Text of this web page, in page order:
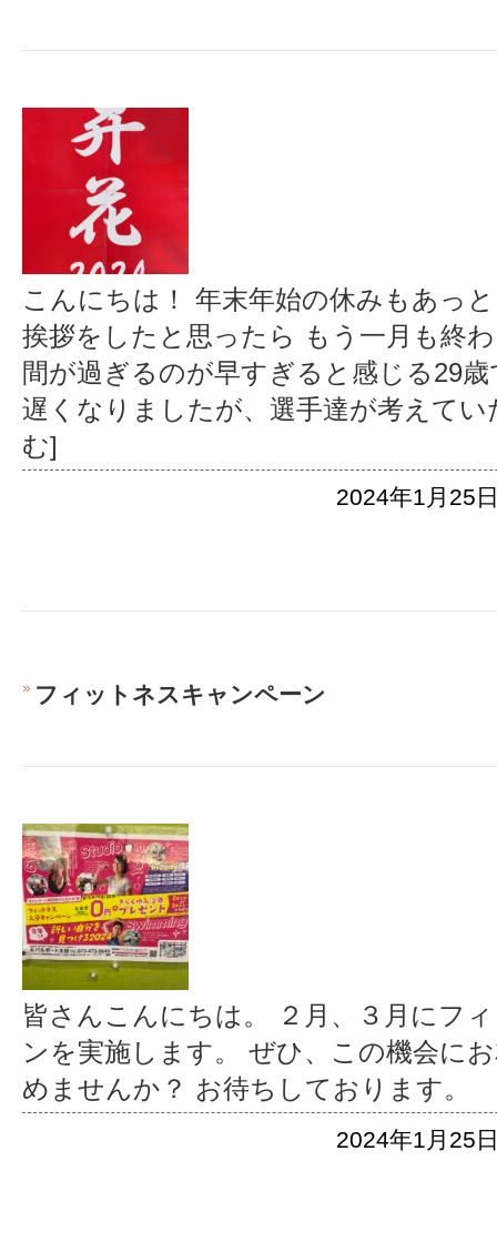
こんにちは！ 年末年始の休みもあっ
挨拶をしたと思ったら もう一月も終
間が過ぎるのが早すぎると感じる29
遅くなりましたが、選手達が考えてい
む]
2024年1月25
フィットネスキャンペーン
皆さんこんにちは。 ２月、３月にフ
ンを実施します。 ぜひ、この機会に
めませんか？ お待ちしております。
2024年1月25